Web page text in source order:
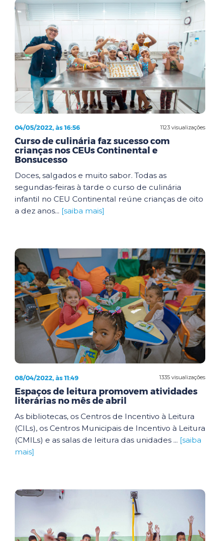
1123 visualizações
04/05/2022, às 16:56
Curso de culinária faz sucesso com
crianças nos CEUs Continental e
Bonsucesso
Doces, salgados e muito sabor. Todas as
segundas-feiras à tarde o curso de culinária
infantil no CEU Continental reúne crianças de oito
a dez anos... [saiba mais]
1335 visualizações
08/04/2022, às 11:49
Espaços de leitura promovem atividades
literárias no mês de abril
As bibliotecas, os Centros de Incentivo à Leitura
(CILs), os Centros Municipais de Incentivo à Leitura
(CMILs) e as salas de leitura das unidades ... [saiba
mais]